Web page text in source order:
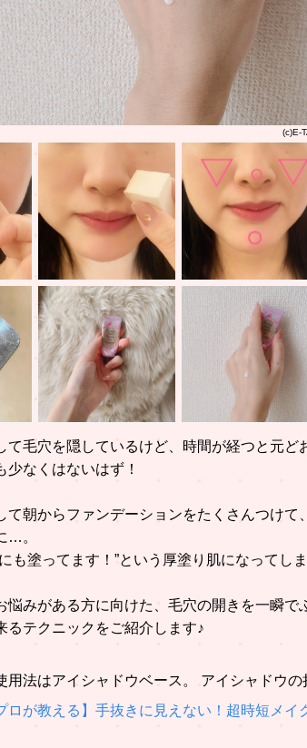
(c)E-
て毛穴を隠しているけど、時間が経つと元ど
少なくはないはず！
て朝からファンデーションをたくさんつけて
…。
も塗ってます！”という厚塗り肌になってしま
悩みがある方に向けた、毛穴の開きを一瞬で
るテクニックをご紹介します♪
用法はアイシャドウベース。 アイシャドウ
ロが教える】手抜きに見えない！超時短メイ